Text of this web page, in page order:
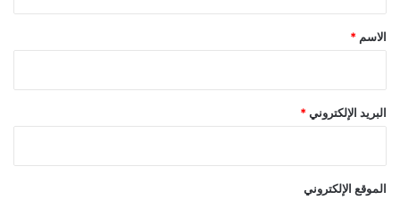
*
الاسم *
البريد الإلكتروني *
الموقع الإلكتروني